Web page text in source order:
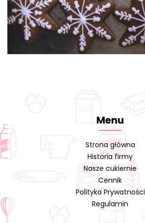
Menu
Strona główna
Historia firmy
Nasze cukiernie
Cennik
Polityka Prywatności
Regulamin